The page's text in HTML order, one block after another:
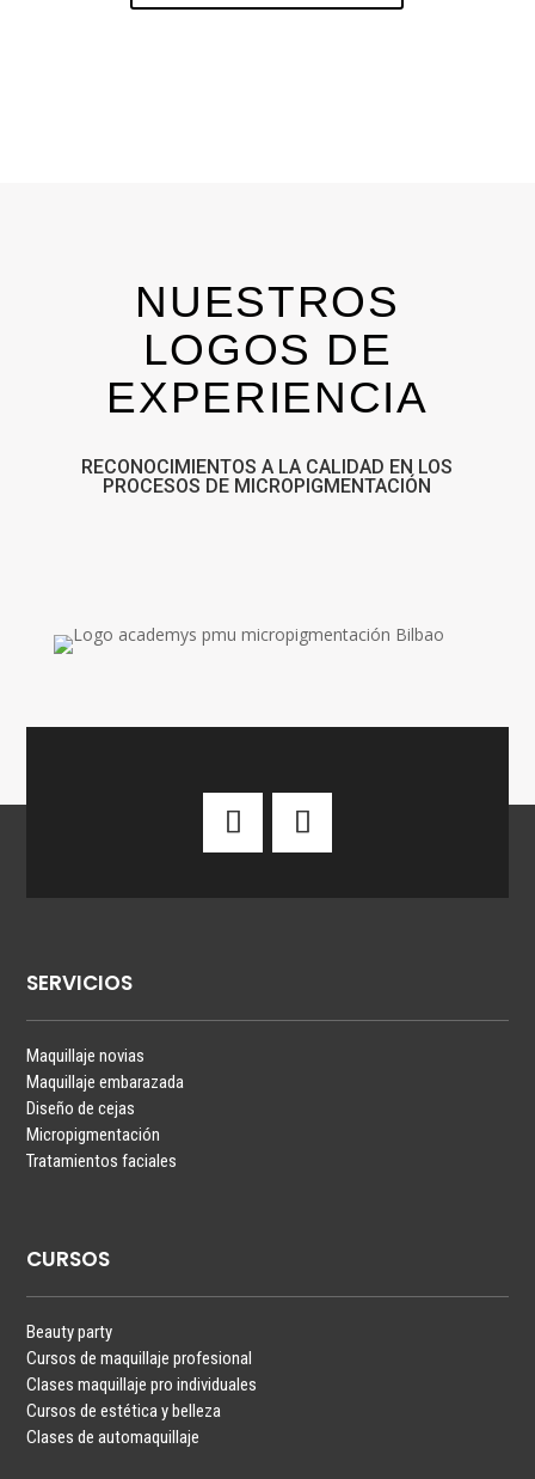
NUESTROS
LOGOS DE
EXPERIENCIA
RECONOCIMIENTOS A LA CALIDAD EN LOS
PROCESOS DE MICROPIGMENTACIÓN
SERVICIOS
Maquillaje novias
Maquillaje embarazada
Diseño de cejas
Micropigmentación
Tratamientos faciales
CURSOS
Beauty party
Cursos de maquillaje profesional
Clases maquillaje pro individuales
Cursos de estética y belleza
Clases de automaquillaje